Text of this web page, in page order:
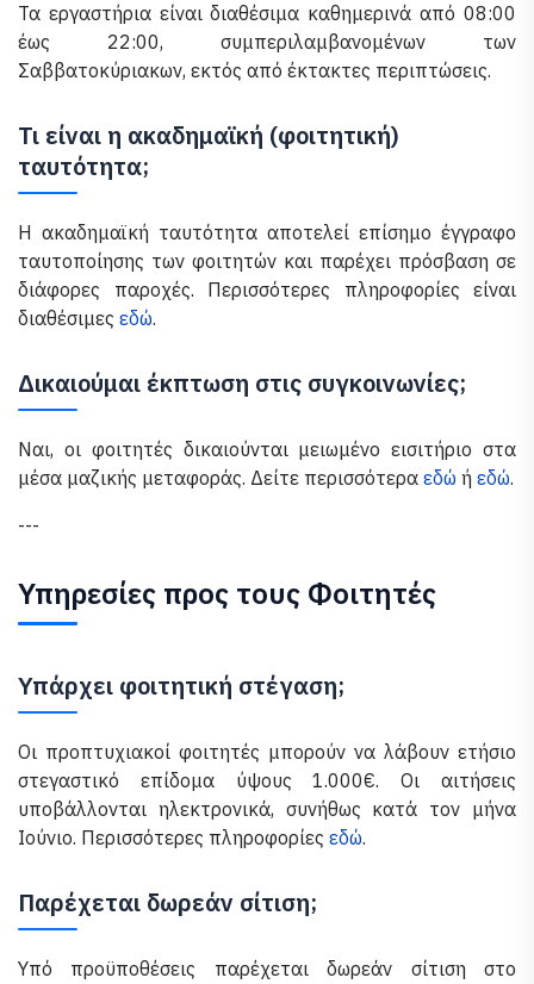
Τα εργαστήρια είναι διαθέσιμα καθημερινά από 08:00
έως 22:00, συμπεριλαμβανομένων των
Σαββατοκύριακων, εκτός από έκτακτες περιπτώσεις.
Τι είναι η ακαδημαϊκή (φοιτητική)
ταυτότητα;
Η ακαδημαϊκή ταυτότητα αποτελεί επίσημο έγγραφο
ταυτοποίησης των φοιτητών και παρέχει πρόσβαση σε
διάφορες παροχές. Περισσότερες πληροφορίες είναι
διαθέσιμες εδώ.
Δικαιούμαι έκπτωση στις συγκοινωνίες;
Ναι, οι φοιτητές δικαιούνται μειωμένο εισιτήριο στα
μέσα μαζικής μεταφοράς. Δείτε περισσότερα εδώ ή εδώ.
---
Υπηρεσίες προς τους Φοιτητές
Υπάρχει φοιτητική στέγαση;
Οι προπτυχιακοί φοιτητές μπορούν να λάβουν ετήσιο
στεγαστικό επίδομα ύψους 1.000€. Οι αιτήσεις
υποβάλλονται ηλεκτρονικά, συνήθως κατά τον μήνα
Ιούνιο. Περισσότερες πληροφορίες εδώ.
Παρέχεται δωρεάν σίτιση;
Υπό προϋποθέσεις παρέχεται δωρεάν σίτιση στο